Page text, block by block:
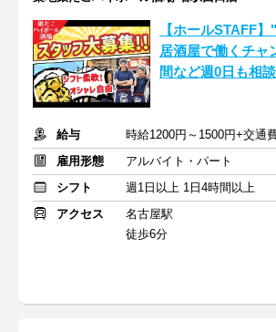
【ホールSTAFF
居酒屋で働くチ
間など週0日も相
給与
時給1200円～1500円+交通
雇用形態
アルバイト・パート
シフト
週1日以上 1日4時間以上
アクセス
名古屋駅
徒歩6分